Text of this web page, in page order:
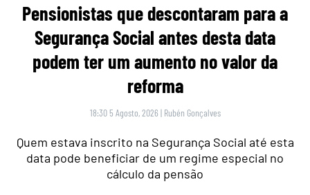
Pensionistas que descontaram para a
Segurança Social antes desta data
podem ter um aumento no valor da
reforma
18:30 5 Agosto, 2026 | Rubén Gonçalves
Quem estava inscrito na Segurança Social até esta
data pode beneficiar de um regime especial no
cálculo da pensão